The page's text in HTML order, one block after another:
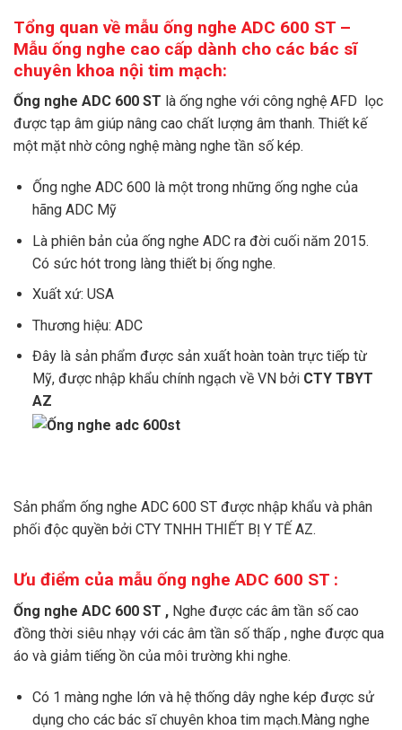
Tổng quan về mẫu ống nghe ADC 600 ST –
Mẫu ống nghe cao cấp dành cho các bác sĩ
chuyên khoa nội tim mạch:
Ống nghe ADC 600 ST là ống nghe với công nghệ AFD lọc
được tạp âm giúp nâng cao chất lượng âm thanh. Thiết kế
một mặt nhờ công nghệ màng nghe tần số kép.
Ống nghe ADC 600 là một trong những ống nghe của
hãng ADC Mỹ
Là phiên bản của ống nghe ADC ra đời cuối năm 2015.
Có sức hót trong làng thiết bị ống nghe.
Xuất xứ: USA
Thương hiệu: ADC
Đây là sản phẩm được sản xuất hoàn toàn trực tiếp từ
Mỹ, được nhập khẩu chính ngạch về VN bởi CTY TBYT
AZ
Sản phẩm ống nghe ADC 600 ST được nhập khẩu và phân
phối độc quyền bởi CTY TNHH THIẾT BỊ Y TẾ AZ.
Ưu điểm của mẫu ống nghe ADC 600 ST :
Ống nghe ADC 600 ST , Nghe được các âm tần số cao
đồng thời siêu nhạy với các âm tần số thấp , nghe được qua
áo và giảm tiếng ồn của môi trường khi nghe.
Có 1 màng nghe lớn và hệ thống dây nghe kép được sử
dụng cho các bác sĩ chuyên khoa tim mạch.Màng nghe